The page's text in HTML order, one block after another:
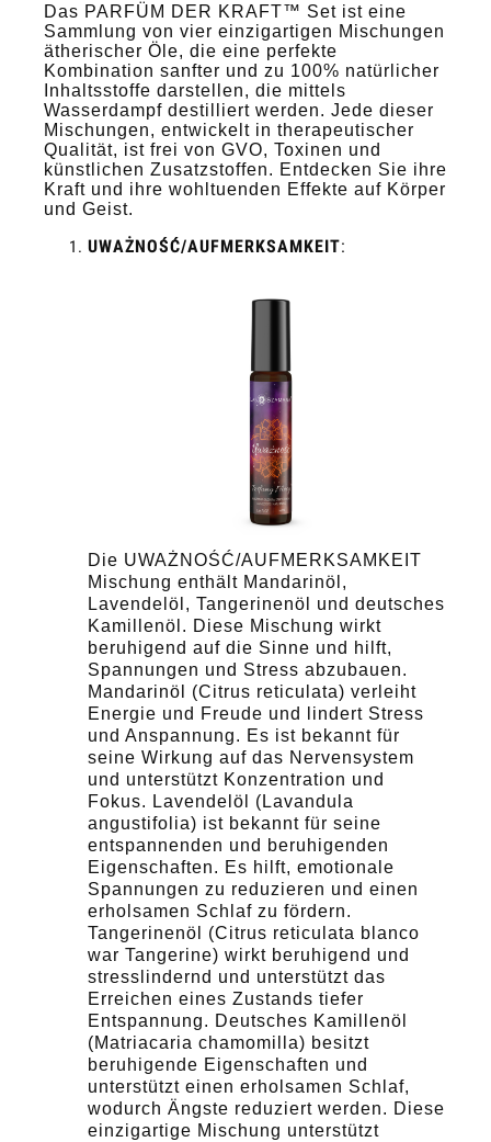
Das PARFÜM DER KRAFT™ Set ist eine
Sammlung von vier einzigartigen Mischungen
ätherischer Öle, die eine perfekte
Kombination sanfter und zu 100% natürlicher
Inhaltsstoffe darstellen, die mittels
Wasserdampf destilliert werden. Jede dieser
Mischungen, entwickelt in therapeutischer
Qualität, ist frei von GVO, Toxinen und
künstlichen Zusatzstoffen. Entdecken Sie ihre
Kraft und ihre wohltuenden Effekte auf Körper
und Geist.
UWAŻNOŚĆ/AUFMERKSAMKEIT:
Die UWAŻNOŚĆ/AUFMERKSAMKEIT
Mischung enthält Mandarinöl,
Lavendelöl, Tangerinenöl und deutsches
Kamillenöl. Diese Mischung wirkt
beruhigend auf die Sinne und hilft,
Spannungen und Stress abzubauen.
Mandarinöl (Citrus reticulata) verleiht
Energie und Freude und lindert Stress
und Anspannung. Es ist bekannt für
seine Wirkung auf das Nervensystem
und unterstützt Konzentration und
Fokus. Lavendelöl (Lavandula
angustifolia) ist bekannt für seine
entspannenden und beruhigenden
Eigenschaften. Es hilft, emotionale
Spannungen zu reduzieren und einen
erholsamen Schlaf zu fördern.
Tangerinenöl (Citrus reticulata blanco
war Tangerine) wirkt beruhigend und
stresslindernd und unterstützt das
Erreichen eines Zustands tiefer
Entspannung. Deutsches Kamillenöl
(Matriacaria chamomilla) besitzt
beruhigende Eigenschaften und
unterstützt einen erholsamen Schlaf,
wodurch Ängste reduziert werden. Diese
einzigartige Mischung unterstützt